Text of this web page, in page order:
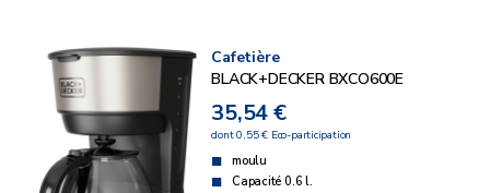
Cafetière
BLACK+DECKER BXCO600E
35,54 €
dont 0,55 € Eco-participation
moulu
Capacité 0.6 l.